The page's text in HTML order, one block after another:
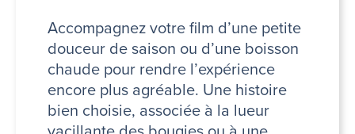
Accompagnez votre film d’une petite
douceur de saison ou d’une boisson
chaude pour rendre l’expérience
encore plus agréable. Une histoire
bien choisie, associée à la lueur